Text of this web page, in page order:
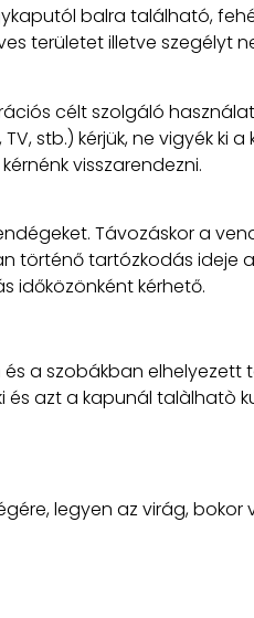
balra található,
területet illetve szegélyt
célt szolgáló
stb.) kérjük, ne vigyék ki
visszarendezni.
Távozáskor a
történő tartózkodás ideje
időközönként kérhető.
a szobákban elhelyezett
azt a kapunál talàlhatò
legyen az virág, bokor